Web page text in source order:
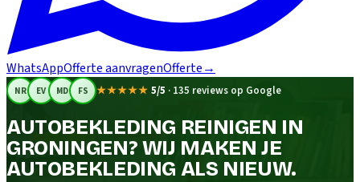
WhatsAppOfferte aanvragenOfferte→
NR EV MD FS ★★★★★ 5/5 · 135 reviews op Google
AUTOBEKLEDING REINIGEN IN
GRONINGEN? WIJ MAKEN JE
AUTOBEKLEDING ALS NIEUW.